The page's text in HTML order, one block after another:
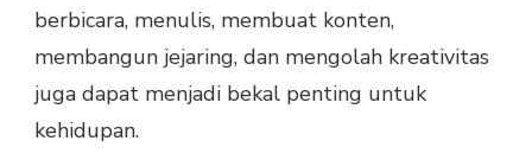
berbicara, menulis, membuat konten,
membangun jejaring, dan mengolah kreativitas
juga dapat menjadi bekal penting untuk
kehidupan.